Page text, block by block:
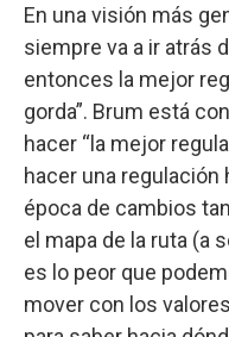
En una visión más
siempre va a ir atrás
entonces la mejor
gorda”. Brum está
hacer “la mejor
hacer una regulación
época de cambios
el mapa de la ruta (a
es lo peor que
mover con los